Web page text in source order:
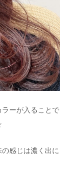
ーが入ることで
感じは濃く出に